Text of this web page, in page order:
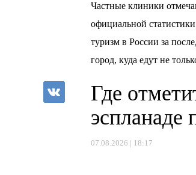
Частные клиники
официальной
туризм в России за
город, куда едут не
Где
эспланаде
07.08.2026 | 18:17